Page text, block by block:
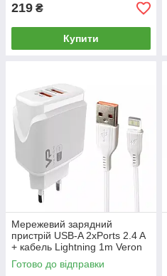
219 ₴
Купити
Мережевий зарядний
пристрій USB-A 2xPorts 2.4 A
+ кабель Lightning 1m Veron
Home Charger VR-
C12L_Білий
Готово до відправки